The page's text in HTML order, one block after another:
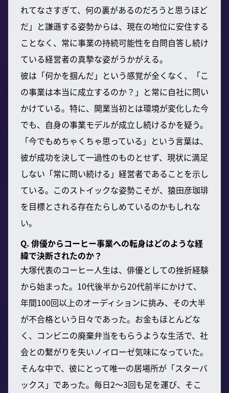
れてなさすぎて、何の裏があるのだろうと思うほど
だ」と謙遜する姿勢からは、現在の地位に安住する
ことなく、常に事業の持続可能性を自問自答し続け
ている経営者の真摯な姿がうかがえる。
彼は「何かを掴んだ」という感覚が全くなく、「こ
の事業は本当に成立するのか？」と常に自社に問い
かけている。特に、開業当初とは環境が変化した今
でも、自身の事業モデルが成立し続けるかを疑う。
「今でもめちゃくちゃ思っている」という言葉は、
彼が成功を決して一過性のものとせず、現状に満足
しない「常に問い続ける」経営者であることを示し
ている。このストイックな姿勢こそが、猿田彦珈琲
を目標とされる存在たらしめているのかもしれな
い。
Q. 俳優からコーヒー事業への転身はどのような経
緯で決断されたのか？
大塚代表のコーヒー人生は、俳優としての挫折経験
から始まった。10代後半から20代前半にかけて、
年間100回以上のオーディションに挑み、その大半
が不合格という日々であった。お金もほとんどな
く、コンビニの廃棄弁当をもらうような生活で、社
会との繋がりを失いノイローゼ気味になっていた。
そんな中で、彼にとって唯一の居場所が「スターバ
ックス」であった。毎日2～3回も足を運び、そこ